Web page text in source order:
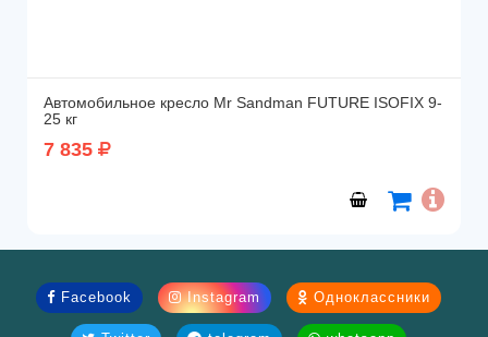
Автомобильное кресло Mr Sandman FUTURE ISOFIX 9-
25 кг
7 835
Facebook Instagram Одноклассники